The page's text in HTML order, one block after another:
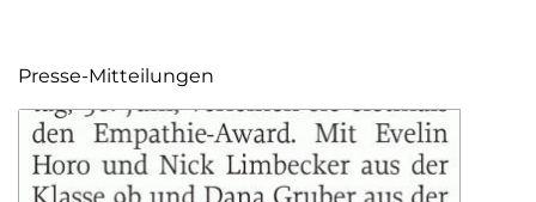
Presse-Mitteilungen